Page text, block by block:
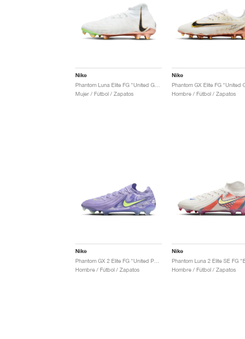
Nike
Mujer / Fútbol / Zapatos
Nike
Hombre / Fútbol / Zapatos
Nike
Hombre / Fútbol / Zapatos
Nike
Hombre / Fútbol / Zapatos